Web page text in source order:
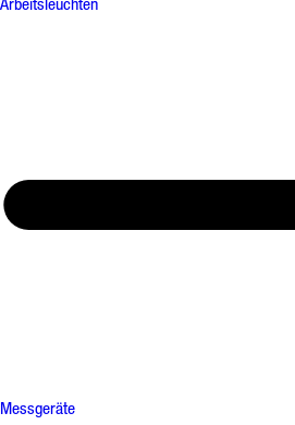
Messgeräte